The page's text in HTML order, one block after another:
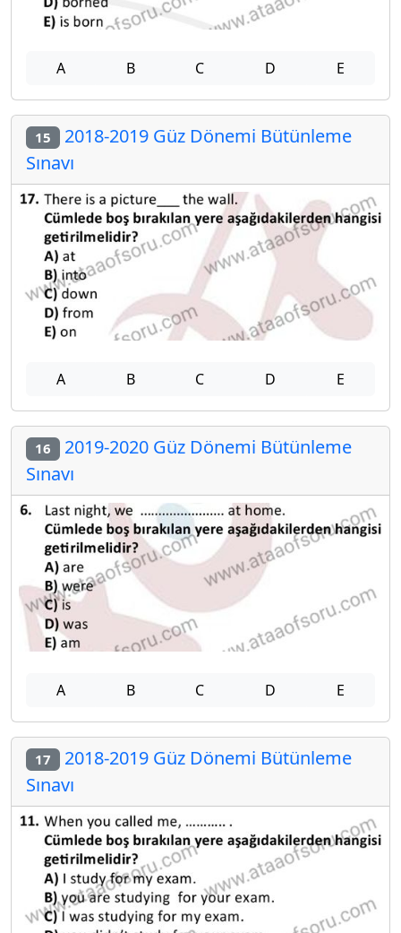
A B C D E
15 2018-2019 Güz Dönemi Bütünleme
Sınavı
A B C D E
16 2019-2020 Güz Dönemi Bütünleme
Sınavı
A B C D E
17 2018-2019 Güz Dönemi Bütünleme
Sınavı